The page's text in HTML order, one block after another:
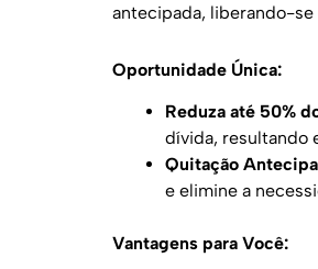
antecipada, liberando-
Oportunidade Única:
Reduza até 50%
dívida, resultando
Quitação
e elimine a
Vantagens para Você: